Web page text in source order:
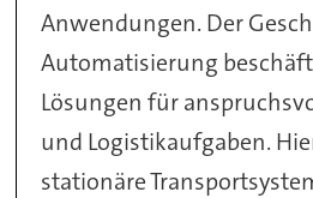
Anwendungen. Der
Automatisierung
Lösungen für
und Logistikaufgaben.
stationäre